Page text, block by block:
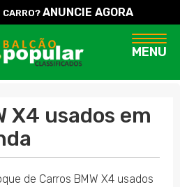
CARRO?ANUNCIE AGORA
MENU
X4 usados em
de Carros BMW X4 usados